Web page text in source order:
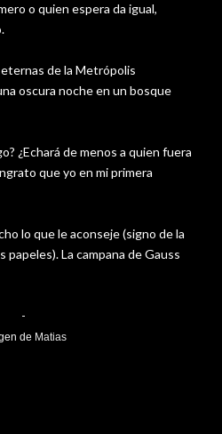
o quien espera da igual,
eternas de la Metrópolis
oscura noche en un bosque
¿Echará de menos a quien fuera
que yo en mi primera
lo que le aconseje (signo de la
La campana de Gauss
-
de Matias